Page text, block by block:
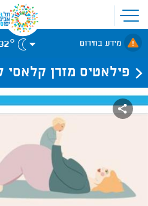
פתיחת
תפריט
אתר
לאתר עיריית
תל-אביב
מידע בחירום
פילאטיס מזרן קלאסי